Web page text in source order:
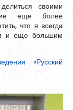
своими
еще более
что я всегда
и еще большим
«Русский